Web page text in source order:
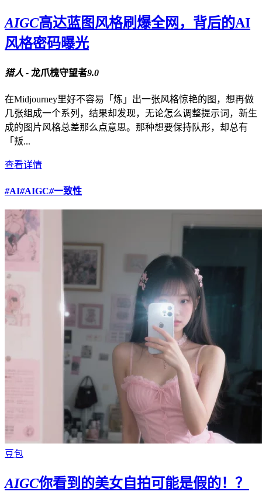
AIGC高达蓝图风格刷爆全网，背后的AI
风格密码曝光
猎人 - 龙爪槐守望者9.0
在Midjourney里好不容易「炼」出一张风格惊艳的图，想再做
几张组成一个系列，结果却发现，无论怎么调整提示词，新生
成的图片风格总差那么点意思。那种想要保持队形，却总有
「叛...
查看详情
#AI#AIGC#一致性
豆包
AIGC你看到的美女自拍可能是假的！？